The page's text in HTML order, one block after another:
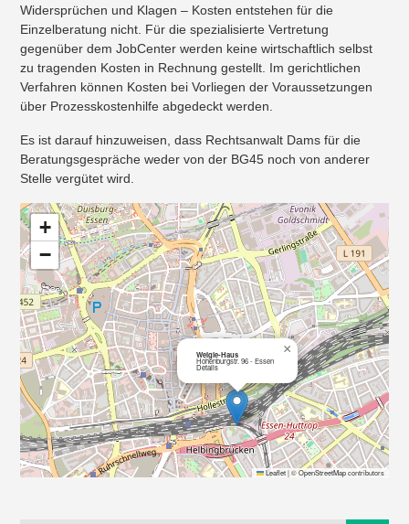
Widersprüchen und Klagen – Kosten entstehen für die
Einzelberatung nicht. Für die spezialisierte Vertretung
gegenüber dem JobCenter werden keine wirtschaftlich selbst
zu tragenden Kosten in Rechnung gestellt. Im gerichtlichen
Verfahren können Kosten bei Vorliegen der Voraussetzungen
über Prozesskostenhilfe abgedeckt werden.
Es ist darauf hinzuweisen, dass Rechtsanwalt Dams für die
Beratungsgespräche weder von der BG45 noch von anderer
Stelle vergütet wird.
Weigle-Haus
Hohenburgstr. 96 - Essen
Details
×
+
−
Leaflet |©OpenStreetMapcontributors